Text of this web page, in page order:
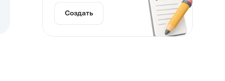
Создать